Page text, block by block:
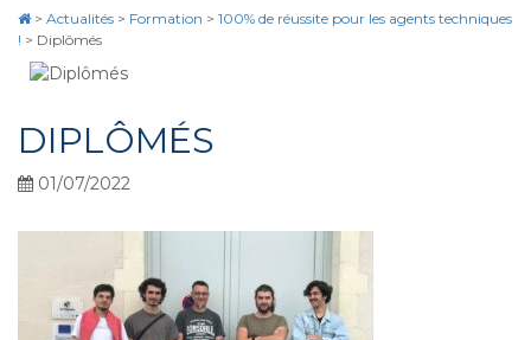
> Actualités > Formation > 100% de réussite pour les agents techniques
! > Diplômés
DIPLÔMÉS
01/07/2022